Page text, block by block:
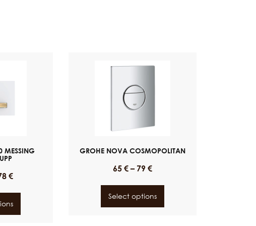
MESSING
€
GROHE NOVA COSMOPOLITAN
65 €– 79 €
Select options